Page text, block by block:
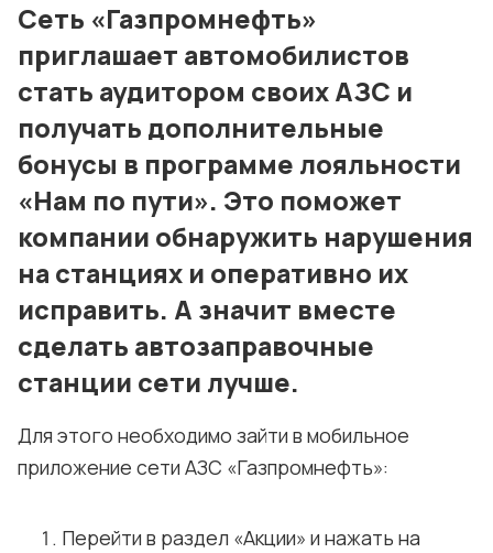
Сеть «Газпромнефть»
приглашает автомобилистов
стать аудитором своих АЗС и
получать дополнительные
бонусы в программе лояльности
«Нам по пути». Это поможет
компании обнаружить нарушения
на станциях и оперативно их
исправить. А значит вместе
сделать автозаправочные
станции сети лучше.
Для этого необходимо зайти в мобильное
приложение сети АЗС «Газпромнефть»:
Перейти в раздел «Акции» и нажать на